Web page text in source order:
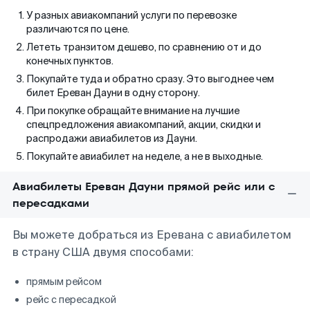
У разных авиакомпаний услуги по перевозке
различаются по цене.
Лететь транзитом дешево, по сравнению от и до
конечных пунктов.
Покупайте туда и обратно сразу. Это выгоднее чем
билет Ереван Дауни в одну сторону.
При покупке обращайте внимание на лучшие
спецпредложения авиакомпаний, акции, скидки и
распродажи авиабилетов из Дауни.
Покупайте авиабилет на неделе, а не в выходные.
Авиабилеты Ереван Дауни прямой рейс или с
пересадками
Вы можете добраться из Еревана с авиабилетом
в страну США двумя способами:
прямым рейсом
рейс с пересадкой